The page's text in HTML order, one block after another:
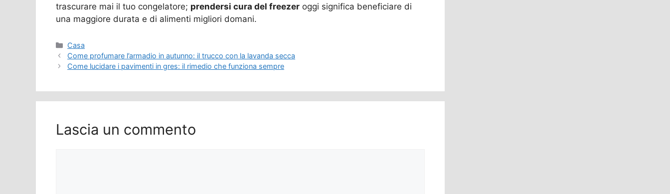
trascurare mai il tuo congelatore; prendersi cura del freezer oggi significa beneficiare di
una maggiore durata e di alimenti migliori domani.
Categorie
Casa
Come profumare l’armadio in autunno: il trucco con la lavanda secca
Come lucidare i pavimenti in gres: il rimedio che funziona sempre
Lascia un commento